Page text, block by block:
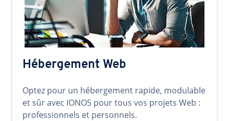
Hébergement Web
Optez pour un hébergement rapide, modulable
et sûr avec IONOS pour tous vos projets Web :
professionnels et personnels.